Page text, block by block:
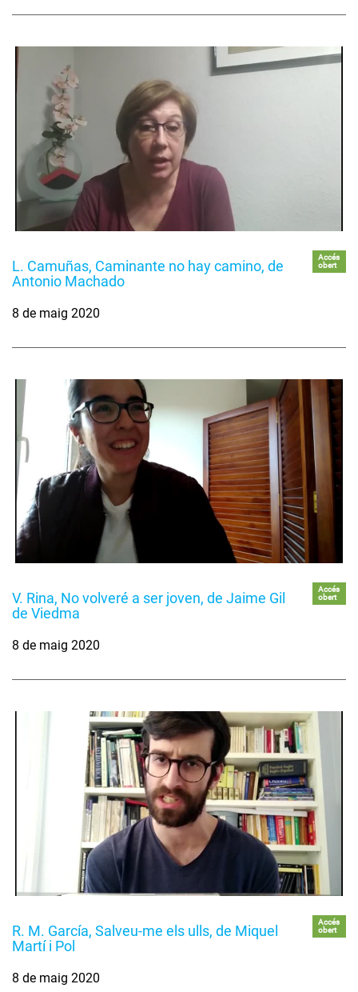
L. Camuñas, Caminante no hay camino, de
Antonio Machado
Accés
obert
8 de maig 2020
V. Rina, No volveré a ser joven, de Jaime Gil
de Viedma
Accés
obert
8 de maig 2020
R. M. García, Salveu-me els ulls, de Miquel
Martí i Pol
Accés
obert
8 de maig 2020